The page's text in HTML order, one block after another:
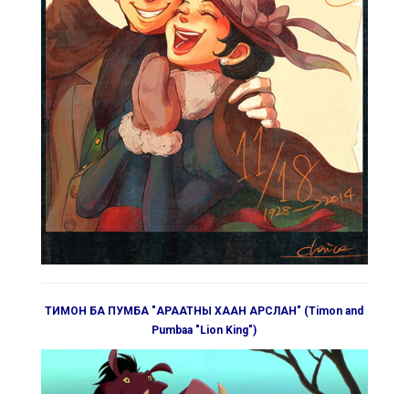
ТИМОН БА ПУМБА "АРААТНЫ ХААН АРСЛАН" (Timon and
Pumbaa "Lion King")